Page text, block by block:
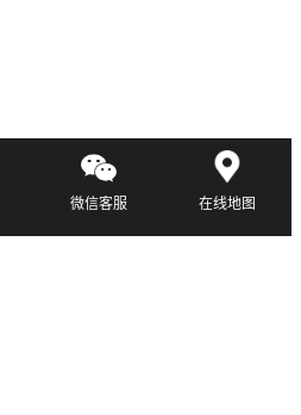
微信客服 在线地图